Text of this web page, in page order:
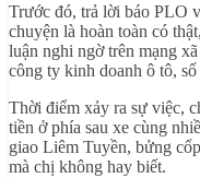
Trước đó, trả lời báo PLO
chuyện là hoàn toàn có
luận nghi ngờ trên mạng
công ty kinh doanh ô tô,
Thời điểm xảy ra sự việc,
tiền ở phía sau xe cùng
giao Liêm Tuyền, bửng
mà chị không hay biết.